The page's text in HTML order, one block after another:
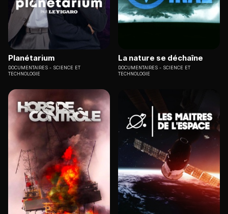
Planétarium
DOCUMENTAIRES
SCIENCE ET
TECHNOLOGIE
La nature se déchaîne
DOCUMENTAIRES
SCIENCE ET
TECHNOLOGIE